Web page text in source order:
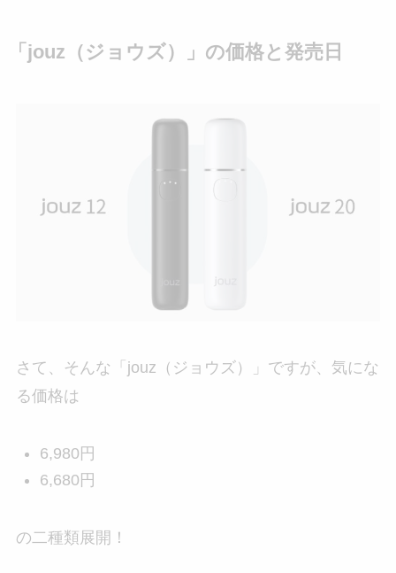
「jouz（ジョウズ）」の価格と発売日
さて、そんな「jouz（ジョウズ）」ですが、気にな
る価格は
6,980円
6,680円
の二種類展開！